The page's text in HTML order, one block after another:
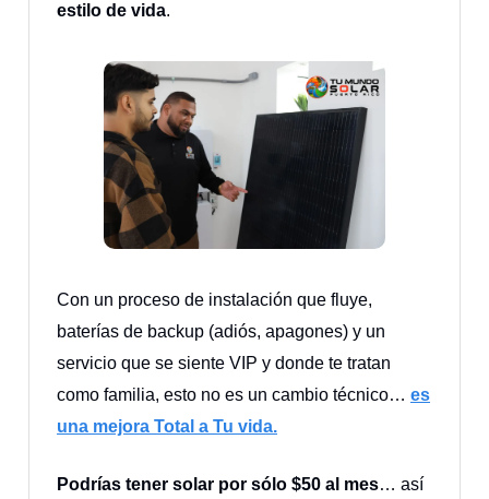
estilo de vida.
Con un proceso de instalación que fluye,
baterías de backup (adiós, apagones) y un
servicio que se siente VIP y donde te tratan
como familia, esto no es un cambio técnico… es
una mejora Total a Tu vida.
Podrías tener solar por sólo $50 al mes… así